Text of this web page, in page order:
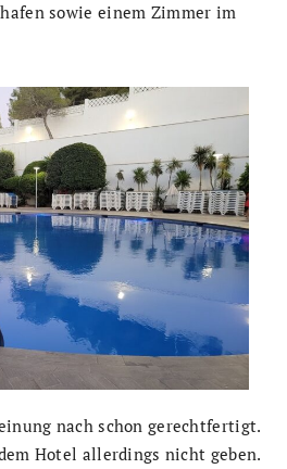
sowie einem Zimmer im
nach schon gerechtfertigt.
Hotel allerdings nicht geben.